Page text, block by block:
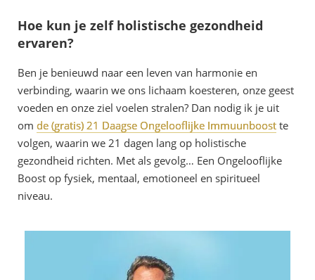
Hoe kun je zelf holistische gezondheid
ervaren?
Ben je benieuwd naar een leven van harmonie en
verbinding, waarin we ons lichaam koesteren, onze geest
voeden en onze ziel voelen stralen? Dan nodig ik je uit
om de (gratis) 21 Daagse Ongelooflijke Immuunboost te
volgen, waarin we 21 dagen lang op holistische
gezondheid richten. Met als gevolg… Een Ongelooflijke
Boost op fysiek, mentaal, emotioneel en spiritueel
niveau.